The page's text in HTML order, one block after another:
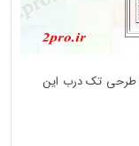
دانلود نقشه جزئیات طراحی در و پنجره x2400mm طرحی تک درب این